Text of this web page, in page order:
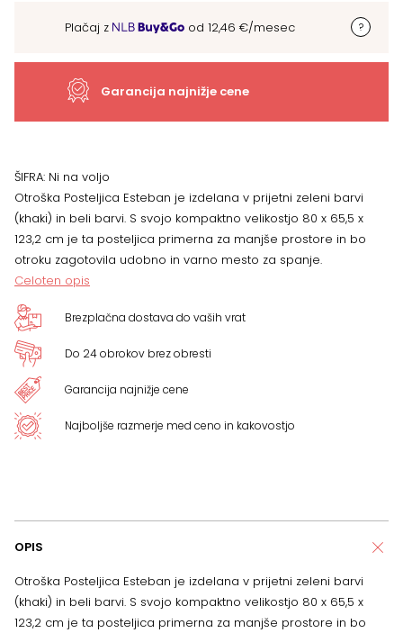
Plačaj z od 12,46 €/mesec
Garancija najnižje cene
ŠIFRA: Ni na voljo
Otroška Posteljica Esteban je izdelana v prijetni zeleni barvi
(khaki) in beli barvi. S svojo kompaktno velikostjo 80 x 65,5 x
123,2 cm je ta posteljica primerna za manjše prostore in bo
otroku zagotovila udobno in varno mesto za spanje.
Celoten opis
Brezplačna dostava do vaših vrat
Do 24 obrokov brez obresti
Garancija najnižje cene
Najboljše razmerje med ceno in kakovostjo
OPIS
Otroška Posteljica Esteban je izdelana v prijetni zeleni barvi
(khaki) in beli barvi. S svojo kompaktno velikostjo 80 x 65,5 x
123,2 cm je ta posteljica primerna za manjše prostore in bo